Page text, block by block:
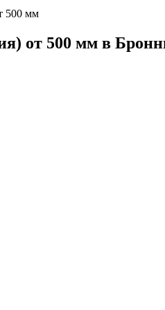
500 мм
от 500 мм в